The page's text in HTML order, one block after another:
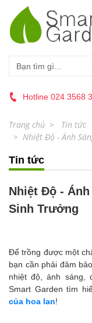
Hotline 024 3568
Trang chủ
Tin tức
Nhiệt Độ - Ánh
Tin tức
Nhiệt Độ -
Sinh Trưởng
Để trồng được một
bạn cần phải đảm
nhiệt độ, ánh sáng,
Smart Garden tìm
của hoa lan!